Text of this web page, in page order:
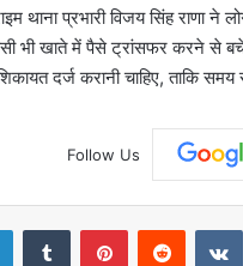
थाना प्रभारी विजय सिंह राणा
भी खाते में पैसे ट्रांसफर करने से
दर्ज करानी चाहिए, ताकि
Follow Us
LinkedInTumblr PinterestReddit